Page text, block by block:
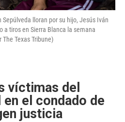
lloran por su hijo, Jesús Iván
a tiros en Sierra Blanca la semana
Texas Tribune)
víctimas del
el condado de
justicia